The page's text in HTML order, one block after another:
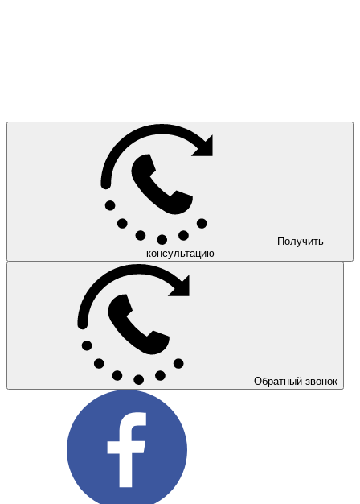
Получить
консультацию
Обратный звонок